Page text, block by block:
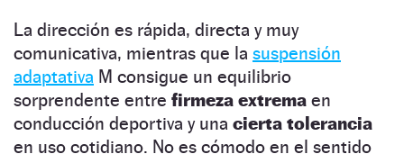
La dirección es rápida, directa y muy
comunicativa, mientras que la suspensión
adaptativa M consigue un equilibrio
sorprendente entre firmeza extrema en
conducción deportiva y una cierta tolerancia
en uso cotidiano. No es cómodo en el sentido